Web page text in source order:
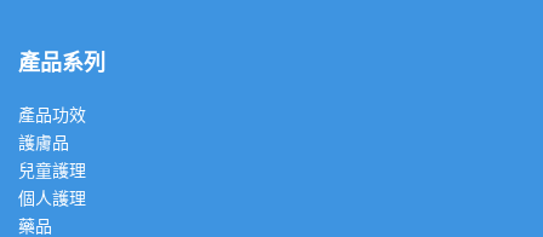
產品系列
產品功效
護膚品
兒童護理
個人護理
藥品